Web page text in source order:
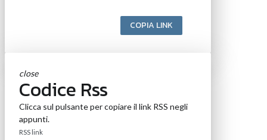
COPIA LINK
close
Codice Rss
Clicca sul pulsante per copiare il link RSS negli
appunti.
RSS link